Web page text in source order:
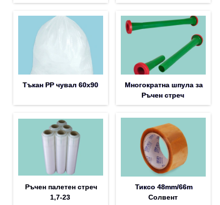
Тъкан PP чувал 60х90
Многократна шпула за
Ръчен стреч
Ръчен палетен стреч
1,7-23
Тиксо 48mm/66m
Солвент